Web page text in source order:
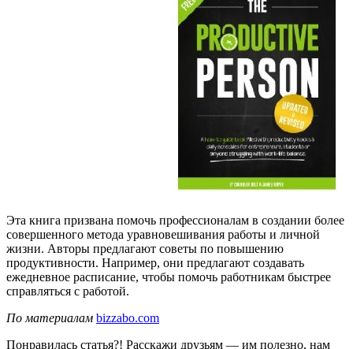
Эта книга призвана помочь профессионалам в создании более
совершенного метода уравновешивания работы и личной
жизни. Авторы предлагают советы по повышению
продуктивности. Например, они предлагают создавать
ежедневное расписание, чтобы помочь работникам быстрее
справляться с работой.
По материалам bizzabo.com
Понравилась статья?! Расскажи друзьям — им полезно, нам